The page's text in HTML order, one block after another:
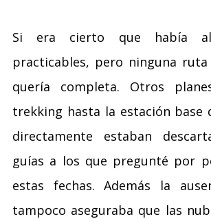
Si era cierto que había
practicables, pero ninguna
quería completa. Otros
trekking hasta la estación base
directamente estaban
guías a los que pregunté por
estas fechas. Además la
tampoco aseguraba que las